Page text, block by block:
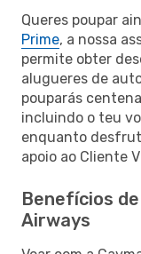
Queres poupar
Prime, a nossa
permite obter
alugueres de
pouparás
incluindo o teu
enquanto
apoio ao Cliente
Benefícios
Airways